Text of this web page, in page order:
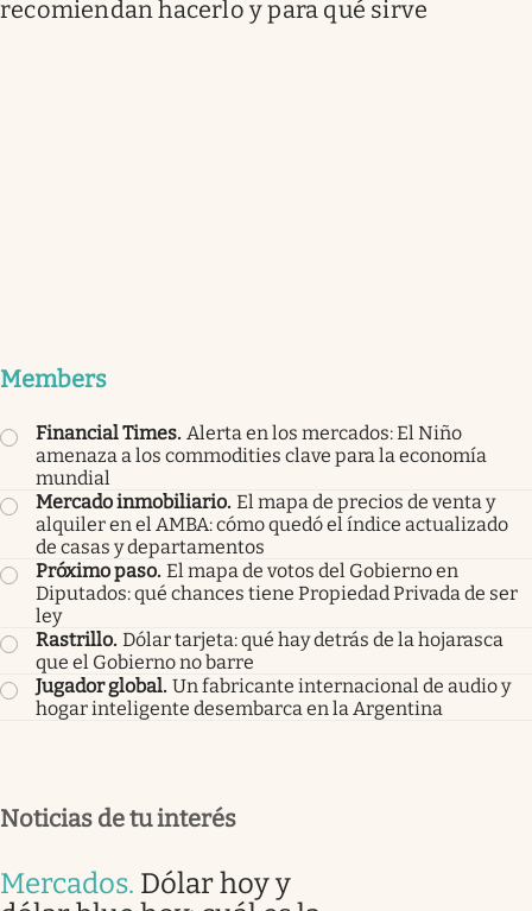
recomiendan hacerlo y para qué sirve
Members
Financial Times. Alerta en los mercados: El Niño
amenaza a los commodities clave para la economía
mundial
Mercado inmobiliario. El mapa de precios de venta y
alquiler en el AMBA: cómo quedó el índice actualizado
de casas y departamentos
Próximo paso. El mapa de votos del Gobierno en
Diputados: qué chances tiene Propiedad Privada de ser
ley
Rastrillo. Dólar tarjeta: qué hay detrás de la hojarasca
que el Gobierno no barre
Jugador global. Un fabricante internacional de audio y
hogar inteligente desembarca en la Argentina
Noticias de tu interés
Mercados. Dólar hoy y